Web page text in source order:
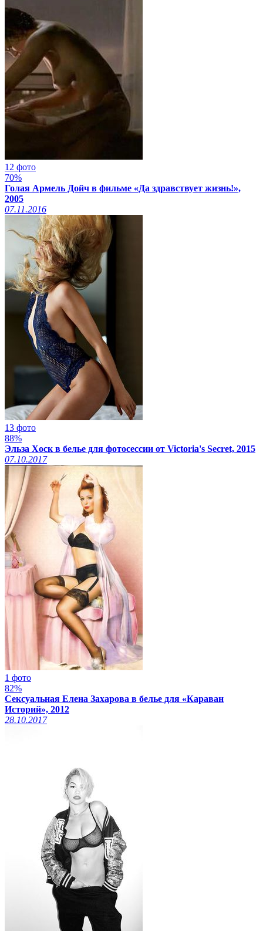
12 фото
70%
Голая Армель Дойч в фильме «Да здравствует жизнь!»,
2005
07.11.2016
13 фото
88%
Эльза Хоск в белье для фотосессии от Victoria's Secret, 2015
07.10.2017
1 фото
82%
Сексуальная Елена Захарова в белье для «Караван
Историй», 2012
28.10.2017